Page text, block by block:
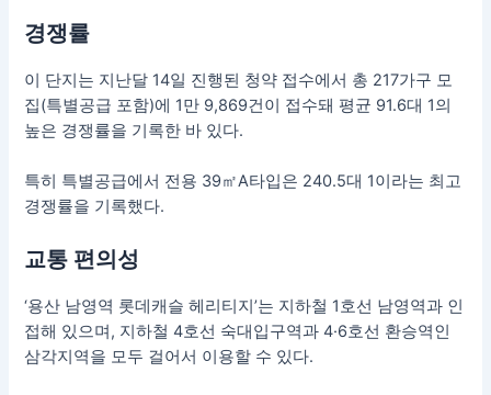
경쟁률
이 단지는 지난달 14일 진행된 청약 접수에서 총 217가구 모
집(특별공급 포함)에 1만 9,869건이 접수돼 평균 91.6대 1의
높은 경쟁률을 기록한 바 있다.
특히 특별공급에서 전용 39㎡A타입은 240.5대 1이라는 최고
경쟁률을 기록했다.
교통 편의성
‘용산 남영역 롯데캐슬 헤리티지’는 지하철 1호선 남영역과 인
접해 있으며, 지하철 4호선 숙대입구역과 4·6호선 환승역인
삼각지역을 모두 걸어서 이용할 수 있다.